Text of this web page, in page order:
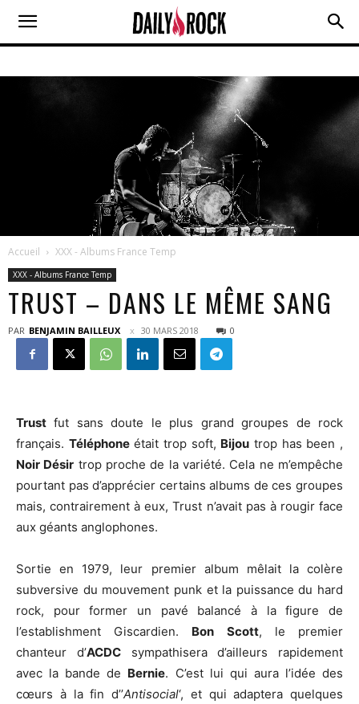
Accueil XXX - Albums France Temp
XXX - Albums France Temp
TRUST – DANS LE MÊME SANG
PAR BENJAMIN BAILLEUX 30 MARS 2018 0
Trust fut sans doute le plus grand groupes de rock
français. Téléphoneétait trop soft, Bijou trop has been ,
Noir Désir trop proche de la variété. Cela ne m’empêche
pourtant pas d’apprécier certains albums de ces groupes
mais, contrairement à eux, Trust n’avait pas à rougir face
aux géants anglophones.
Sortie en 1979, leur premier album mêlait la colère
subversive du mouvement punk et la puissance du hard
rock, pour former un pavé balancé à la figure de
l’establishment Giscardien. Bon Scott, le premier
chanteur d’ACDCsympathisera d’ailleurs rapidement
avec la bande de Bernie. C’est lui qui aura l’idée des
cœurs à la fin d’’Antisocial‘, et qui adaptera quelques